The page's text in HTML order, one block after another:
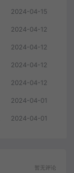
2024-04-15
2024-04-12
2024-04-12
2024-04-12
2024-04-12
2024-04-01
2024-04-01
暂无评论